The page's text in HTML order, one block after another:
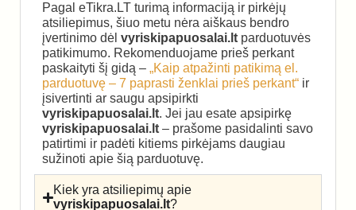
Pagal eTikra.LT turimą informaciją ir pirkėjų
atsiliepimus, šiuo metu nėra aiškaus bendro
įvertinimo dėl vyriskipapuosalai.lt parduotuvės
patikimumo. Rekomenduojame prieš perkant
paskaityti šį gidą – „Kaip atpažinti patikimą el.
parduotuvę – 7 paprasti ženklai prieš perkant“ ir
įsivertinti ar saugu apsipirkti
vyriskipapuosalai.lt. Jei jau esate apsipirkę
vyriskipapuosalai.lt – prašome pasidalinti savo
patirtimi ir padėti kitiems pirkėjams daugiau
sužinoti apie šią parduotuvę.
Kiek yra atsiliepimų apie
vyriskipapuosalai.lt?